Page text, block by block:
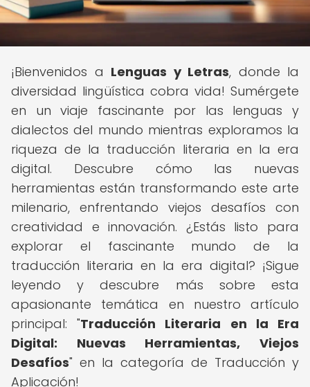
¡Bienvenidos a Lenguas y Letras, donde la
diversidad lingüística cobra vida! Sumérgete
en un viaje fascinante por las lenguas y
dialectos del mundo mientras exploramos la
riqueza de la traducción literaria en la era
digital. Descubre cómo las nuevas
herramientas están transformando este arte
milenario, enfrentando viejos desafíos con
creatividad e innovación. ¿Estás listo para
explorar el fascinante mundo de la
traducción literaria en la era digital? ¡Sigue
leyendo y descubre más sobre esta
apasionante temática en nuestro artículo
principal: "Traducción Literaria en la Era
Digital: Nuevas Herramientas, Viejos
Desafíos" en la categoría de Traducción y
Aplicación!